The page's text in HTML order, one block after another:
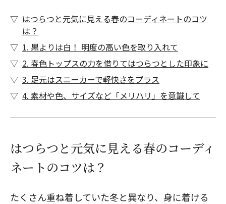
はつらつと元気に見える春のコーディネートのコツ
は？
1. 黒よりは白！ 明度の高い色を取り入れて
2. 春色トップスの力を借りてはつらつとした印象に
3. 足元はスニーカーで軽快さをプラス
4. 素材や色、サイズなど「メリハリ」を意識して
はつらつと元気に見える春のコーディ
ネートのコツは？
たくさん重ね着していた冬と異なり、身に着ける